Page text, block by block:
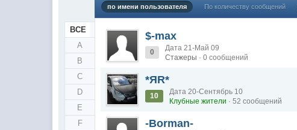
ВСЕ
A
B
C
D
E
F
по имени пользователя По количеству сообщений
$-max
0
Дата 21-Май 09
Стажеры · 0 сообщений
*ЯR*
10
Дата 20-Сентябрь 10
Клубные жители · 52 сообщений
-Borman-